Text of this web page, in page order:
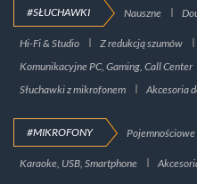
#SŁUCHAWKI Nauszne
Hi-Fi & Studio Z redukcją szumów
Komunikacyjne PC, Gaming, Call Center
Słuchawki z mikrofonem
Akcesoria
#MIKROFONY Pojemnościowe
Karaoke, USB, Smartphone